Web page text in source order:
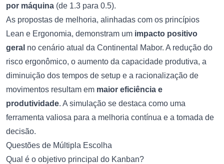
por máquina (de 1.3 para 0.5).
As propostas de melhoria, alinhadas com os princípios
Lean e Ergonomia, demonstram um impacto positivo
geral no cenário atual da Continental Mabor. A redução do
risco ergonômico, o aumento da capacidade produtiva, a
diminuição dos tempos de setup e a racionalização de
movimentos resultam em maior eficiência e
produtividade. A simulação se destaca como uma
ferramenta valiosa para a melhoria contínua e a tomada de
decisão.
Questões de Múltipla Escolha
Qual é o objetivo principal do Kanban?